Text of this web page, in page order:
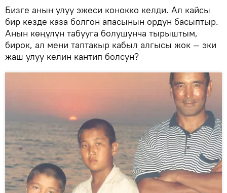
Бизге анын улуу эжеси конокко келди. Ал кайсы
бир кезде каза болгон апасынын ордун басыптыр.
Анын көңүлүн табууга болушунча тырыштым,
бирок, ал мени таптакыр кабыл алгысы жок — эки
жаш улуу келин кантип болсун?